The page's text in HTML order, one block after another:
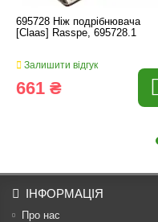
695728 Ніж подрібнювача
[Claas] Rasspe, 695728.1
Залишити відгук
661 ₴
ІНФОРМАЦІЯ
Про нас